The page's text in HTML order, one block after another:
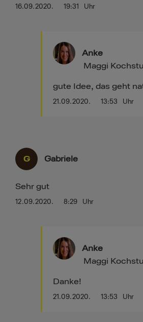
16.09.2020. 19:31 Uhr
Anke
21.09.2020. 13:53 Uhr
Maggi
gute Idee, das geht
G Gabriele
12.09.2020. 8:29 Uhr
Sehr gut
Anke
21.09.2020. 13:53 Uhr
Maggi
Danke!